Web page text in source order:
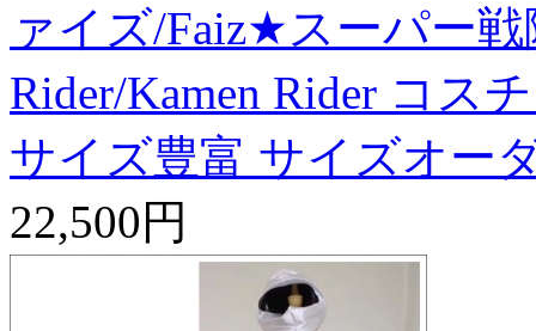
ァイズ/Faiz★スーパー
Rider/Kamen Rider コス
サイズ豊富 サイズオー
22,500円